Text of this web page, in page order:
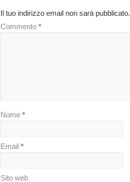
Il tuo indirizzo email non sarà pubblicato.
Commento *
Nome *
Email *
Sito web